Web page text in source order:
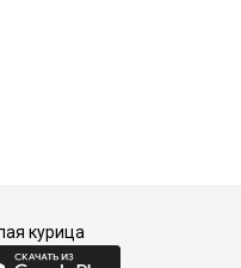
курица